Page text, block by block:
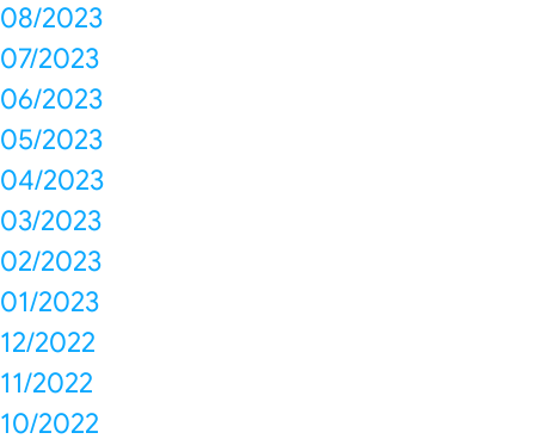
08/2023
07/2023
06/2023
05/2023
04/2023
03/2023
02/2023
01/2023
12/2022
11/2022
10/2022